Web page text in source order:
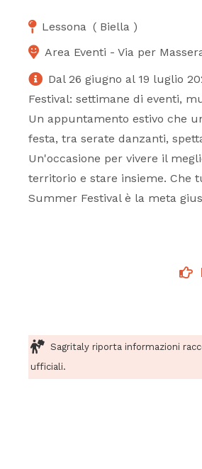
Lessona ( Biella )
Area Eventi - Via per
Dal 26 giugno al 19 luglio
Festival: settimane di eventi,
Un appuntamento estivo che
festa, tra serate danzanti,
Un'occasione per vivere il
territorio e stare insieme. Che
Summer Festival è la meta
Sagritaly riporta informazioni
ufficiali.